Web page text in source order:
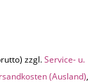
zzgl.Service- u.
(Ausland),